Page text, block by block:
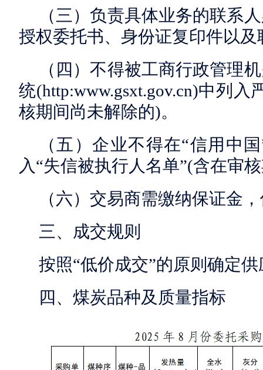
（三）负责具体业务的联系
授权委托书、身份证复印件以
（四）不得被工商行政管理
统(http:www.gsxt.gov.cn)中列
核期间尚未解除的)。
（五）企业不得在“信用中
入“失信被执行人名单”(含在审
（六）交易商需缴纳保证金
三、成交规则
按照“低价成交”的原则确定
四、煤炭品种及质量指标